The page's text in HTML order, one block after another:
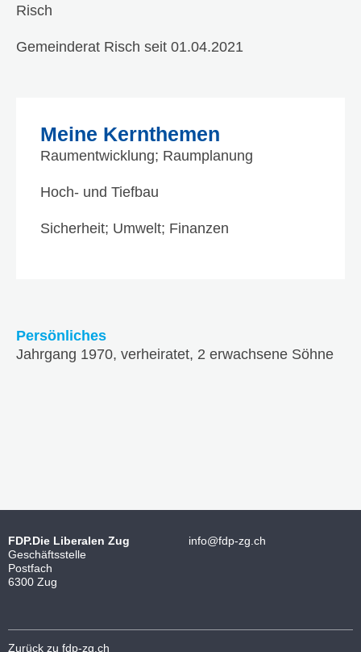
Risch
Gemeinderat Risch seit 01.04.2021
Meine Kernthemen
Raumentwicklung; Raumplanung
Hoch- und Tiefbau
Sicherheit; Umwelt; Finanzen
Persönliches
Jahrgang 1970, verheiratet, 2 erwachsene Söhne
FDP.Die Liberalen Zug
Geschäftsstelle
Postfach
6300 Zug
info@fdp-zg.ch
Zurück zu fdp-zg.ch